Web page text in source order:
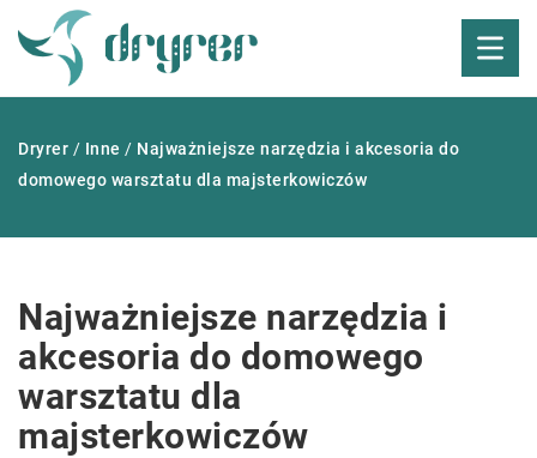
Dryrer / Inne / Najważniejsze narzędzia i akcesoria do
domowego warsztatu dla majsterkowiczów
Najważniejsze narzędzia i
akcesoria do domowego
warsztatu dla
majsterkowiczów